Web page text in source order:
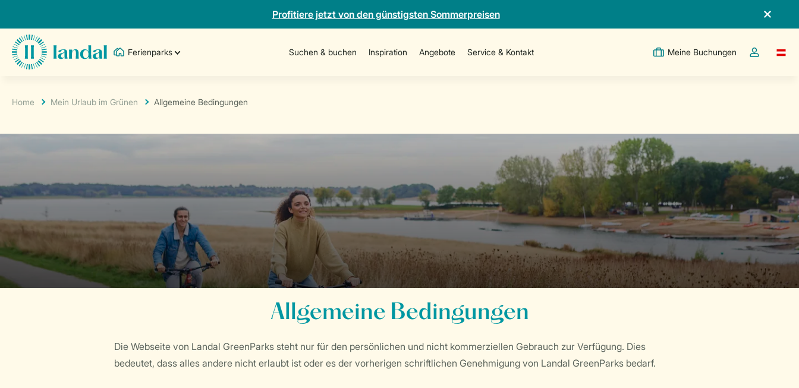
Profitiere jetzt von den günstigsten Sommerpreisen
Ferienparks Suchen & buchen Inspiration Angebote Service & Kontakt Meine Buchungen
Dropdown-
Home Mein Urlaub im Grünen Allgemeine Bedingungen
Allgemeine Bedingungen
Die Webseite von Landal GreenParks steht nur für den persönlichen und nicht kommerziellen Gebrauch zur Verfügung. Dies
bedeutet, dass alles andere nicht erlaubt ist oder es der vorherigen schriftlichen Genehmigung von Landal GreenParks bedarf.